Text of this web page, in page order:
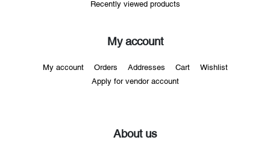
Recently viewed products
My account
My account Orders Addresses Cart Wishlist
Apply for vendor account
About us